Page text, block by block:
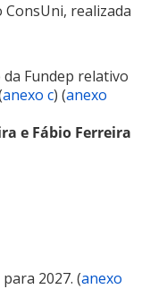
realizada
Fundep relativo
anexo c) (anexo
e Fábio Ferreira
2027. (anexo